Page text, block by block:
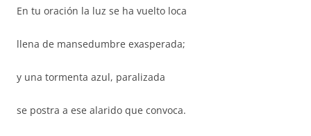
En tu oración la luz se ha vuelto loca
llena de mansedumbre exasperada;
y una tormenta azul, paralizada
se postra a ese alarido que convoca.